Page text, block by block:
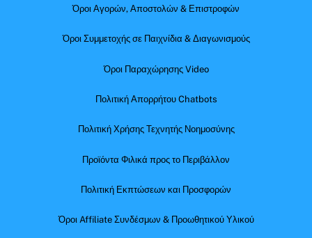
Όροι Αγορών, Αποστολών & Επιστροφών
Όροι Συμμετοχής σε Παιχνίδια & Διαγωνισμούς
Όροι Παραχώρησης Video
Πολιτική Απορρήτου Chatbots
Πολιτική Χρήσης Τεχνητής Νοημοσύνης
Προϊόντα Φιλικά προς το Περιβάλλον
Πολιτική Εκπτώσεων και Προσφορών
Όροι Affiliate Συνδέσμων & Προωθητικού Υλικού